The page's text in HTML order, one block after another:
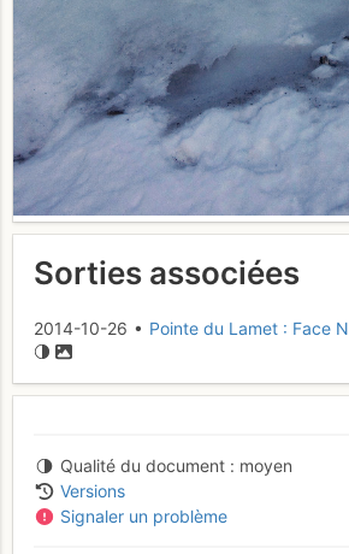
Sorties associées
2014-10-26 • Pointe du Lamet : Face N
Qualité du document
moyen
Versions
Signaler un problème